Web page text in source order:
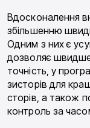
Вдосконалення
збільшенню
Одним з них є
дозволяє
точність, у
зисторів для
сторів, а також
контроль за